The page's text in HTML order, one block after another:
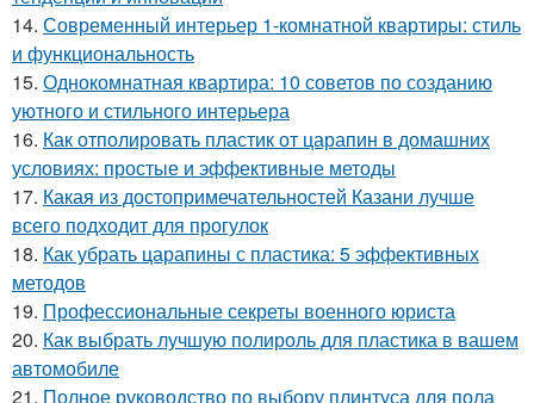
14. Современный интерьер 1-комнатной квартиры: стиль
и функциональность
15. Однокомнатная квартира: 10 советов по созданию
уютного и стильного интерьера
16. Как отполировать пластик от царапин в домашних
условиях: простые и эффективные методы
17. Какая из достопримечательностей Казани лучше
всего подходит для прогулок
18. Как убрать царапины с пластика: 5 эффективных
методов
19. Профессиональные секреты военного юриста
20. Как выбрать лучшую полироль для пластика в вашем
автомобиле
21. Полное руководство по выбору плинтуса для пола